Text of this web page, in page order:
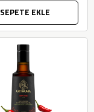
SEPETE EKLE